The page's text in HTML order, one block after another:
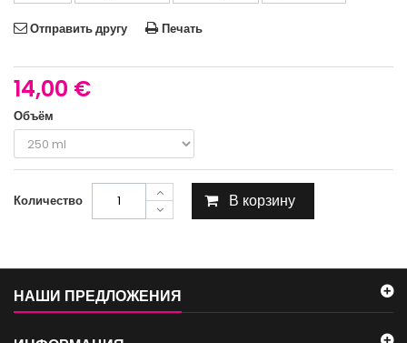
Отправить другу Печать
14,00 €
Объём
Количество В корзину
НАШИ ПРЕДЛОЖЕНИЯ